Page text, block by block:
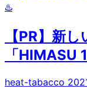
♨️
【PR】新
「HIMASU
heat-tabacco